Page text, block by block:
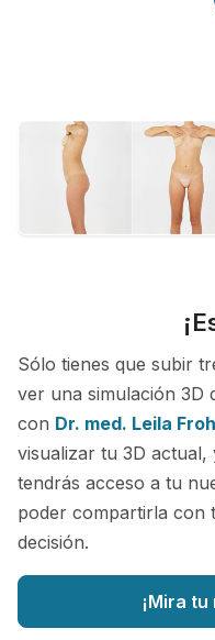
Sólo tienes que subir
ver una simulación 3D
con Dr. med. Leila
visualizar tu 3D actual,
tendrás acceso a tu
poder compartirla con
decisión.
¡Mira